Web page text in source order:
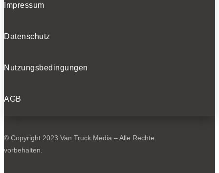
Impressum
Datenschutz
Nutzungsbedingungen
AGB
© Copyright 2023 Van Truck Media – Alle Rechte
vorbehalten.